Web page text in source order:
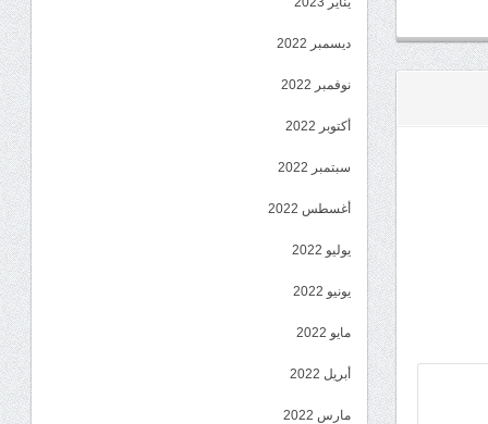
ديسمبر 2022
نوفمبر 2022
أكتوبر 2022
سبتمبر 2022
أغسطس 2022
يوليو 2022
يونيو 2022
مايو 2022
أبريل 2022
مارس 2022